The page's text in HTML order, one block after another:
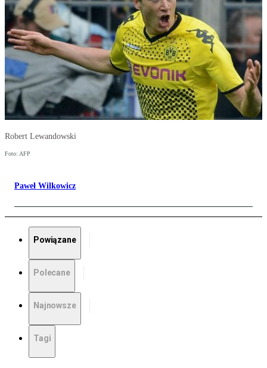
Robert Lewandowski
Foto: AFP
Paweł Wilkowicz
Powiązane
Polecane
Najnowsze
Tagi